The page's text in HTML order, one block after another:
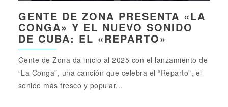
GENTE DE ZONA PRESENTA «LA
CONGA» Y EL NUEVO SONIDO
DE CUBA: EL «REPARTO»
Gente de Zona da inicio al 2025 con el lanzamiento de
“La Conga”, una canción que celebra el “Reparto”, el
sonido más fresco y popular...